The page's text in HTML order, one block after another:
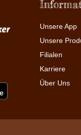
Unsere App
Unsere
Filialen
Karriere
Über Uns